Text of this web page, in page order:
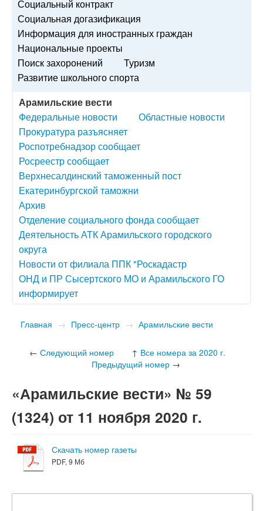
Социальный контракт
Социальная догазификация
Информация для иностранных граждан
Национальные проекты
Поиск захоронений
Туризм
Развитие школьного спорта
Арамильские вести
Федеральные новости
Областные новости
Прокуратура разъясняет
Роспотребнадзор сообщает
Росреестр сообщает
Верхнесалдинский таможенный пост
Екатеринбургской таможни
Архив
Отделение социального фонда сообщает
Деятельность АТК Арамильского городского
округа
Новости от филиала ППК "Роскадастр
ОНД и ПР Сысертского МО и Арамильского ГО
информирует
Главная → Пресс-центр → Арамильские вести
← Следующий номер ↑ Все номера за 2020 г.
Предыдущий номер →
«Арамильские вести» № 59
(1324) от 11 ноября 2020 г.
Скачать номер газеты
PDF, 9 Мб